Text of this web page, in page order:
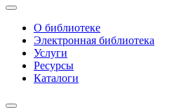
О библиотеке
Электронная библиотека
Услуги
Ресурсы
Каталоги